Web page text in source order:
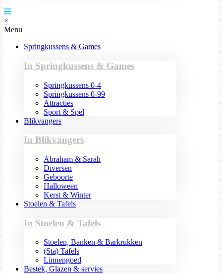
×
Menu
Springkussens & Games
In Springkussens & Games
Springkussens 0-4
Springkussens 0-99
Attracties
Sport & Spel
Blikvangers
In Blikvangers
Abraham & Sarah
Diversen
Geboorte
Halloween
Kerst & Winter
Stoelen & Tafels
In Stoelen & Tafels
Stoelen, Banken & Barkrukken
(Sta) Tafels
Linnengoed
Bestek, Glazen & servies